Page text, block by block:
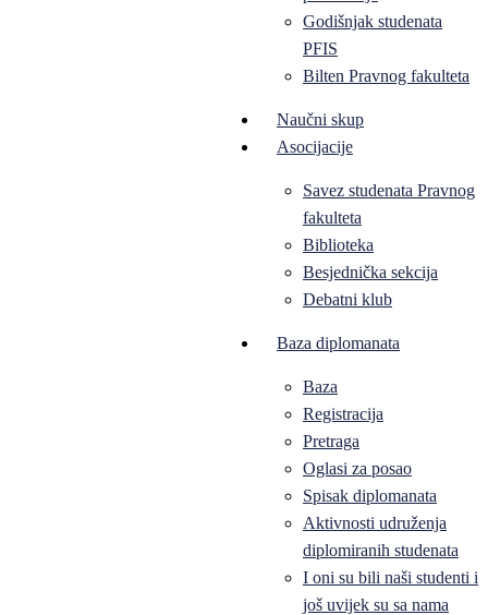
Godišnjak studenata
PFIS
Bilten Pravnog fakulteta
Naučni skup
Asocijacije
Savez studenata Pravnog
fakulteta
Biblioteka
Besjednička sekcija
Debatni klub
Baza diplomanata
Baza
Registracija
Pretraga
Oglasi za posao
Spisak diplomanata
Aktivnosti udruženja
diplomiranih studenata
I oni su bili naši studenti i
još uvijek su sa nama